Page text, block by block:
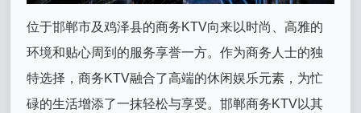
位于邯郸市及鸡泽县的商务KTV向来以时尚、高雅的
环境和贴心周到的服务享誉一方。作为商务人士的独
特选择，商务KTV融合了高端的休闲娱乐元素，为忙
碌的生活增添了一抹轻松与享受。邯郸商务KTV以其